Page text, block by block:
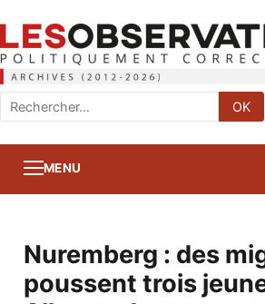
Rechercher
:
OK
MENU
Nuremberg : des
poussent trois